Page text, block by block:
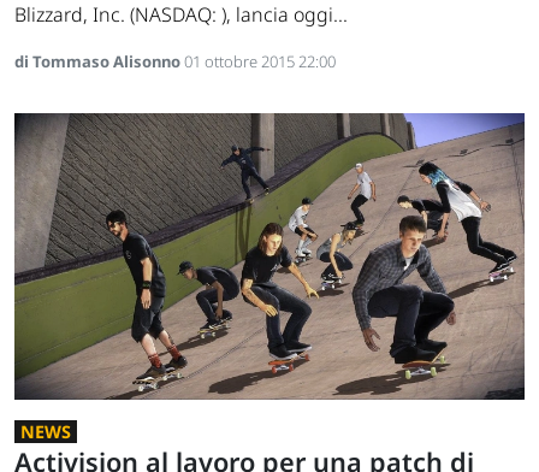
Blizzard, Inc. (NASDAQ: ), lancia oggi...
di Tommaso Alisonno01 ottobre 2015 22:00
NEWS
Activision al lavoro per una patch di